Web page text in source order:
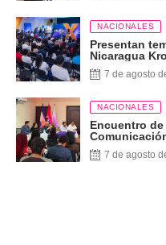
NACIONALES
Presentan
Nicaragua
Más Allá!
7 de agosto
NACIONALES
Encuentro
7 de agosto